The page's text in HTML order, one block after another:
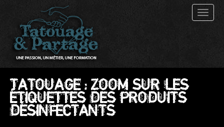
TATOUAGE : ZOOM SUR LES
ÉTIQUETTES DES PRODUITS
DÉSINFECTANTS